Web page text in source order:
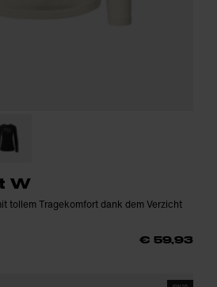
W
tollem Tragekomfort dank dem Verzicht
€ 59,93